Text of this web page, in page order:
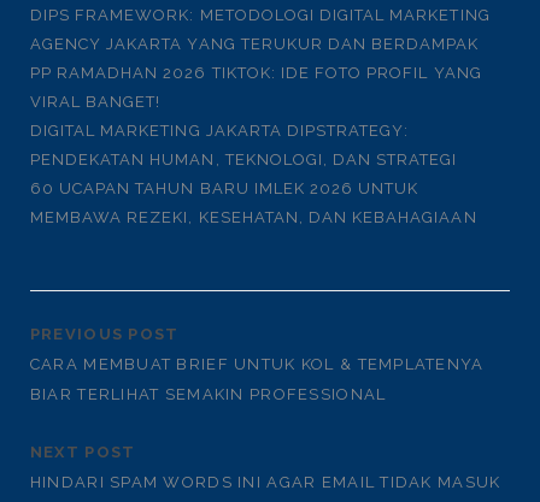
DIPS FRAMEWORK: METODOLOGI DIGITAL MARKETING
AGENCY JAKARTA YANG TERUKUR DAN BERDAMPAK
PP RAMADHAN 2026 TIKTOK: IDE FOTO PROFIL YANG
VIRAL BANGET!
DIGITAL MARKETING JAKARTA DIPSTRATEGY:
PENDEKATAN HUMAN, TEKNOLOGI, DAN STRATEGI
60 UCAPAN TAHUN BARU IMLEK 2026 UNTUK
MEMBAWA REZEKI, KESEHATAN, DAN KEBAHAGIAAN
PREVIOUS POST
CARA MEMBUAT BRIEF UNTUK KOL & TEMPLATENYA
BIAR TERLIHAT SEMAKIN PROFESSIONAL
NEXT POST
HINDARI SPAM WORDS INI AGAR EMAIL TIDAK MASUK